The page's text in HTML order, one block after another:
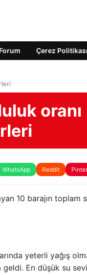
Forum Çerez Politikası
oranı
WhatsApp Reddit
10 barajın toplam
yeterli yağış
geldi. En düşük su